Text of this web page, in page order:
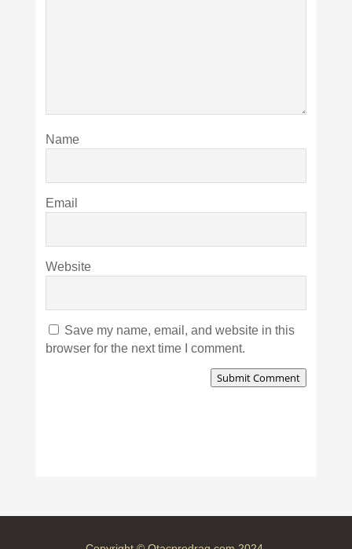
Name
Email
Website
Save my name, email, and website in this
browser for the next time I comment.
Submit Comment